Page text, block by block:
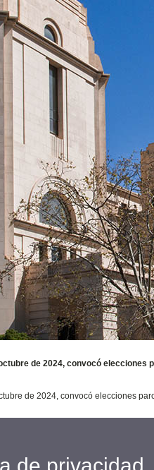
de 2024, convocó
de 2024, convocó elecciones